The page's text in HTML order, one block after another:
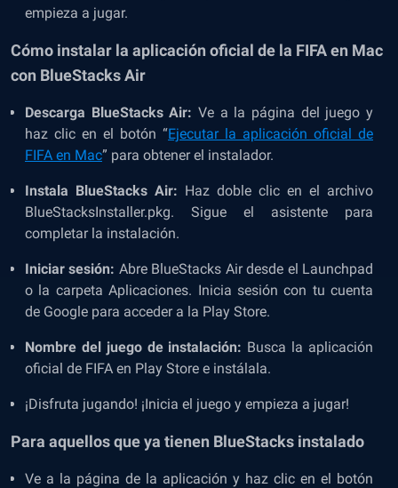
empieza a jugar.
Cómo instalar la aplicación oficial de la FIFA en Mac
con BlueStacks Air
Descarga BlueStacks Air: Ve a la página del juego y
haz clic en el botón “Ejecutar la aplicación oficial de
FIFA en Mac” para obtener el instalador.
Instala BlueStacks Air: Haz doble clic en el archivo
BlueStacksInstaller.pkg. Sigue el asistente para
completar la instalación.
Iniciar sesión: Abre BlueStacks Air desde el Launchpad
o la carpeta Aplicaciones. Inicia sesión con tu cuenta
de Google para acceder a la Play Store.
Nombre del juego de instalación: Busca la aplicación
oficial de FIFA en Play Store e instálala.
¡Disfruta jugando! ¡Inicia el juego y empieza a jugar!
Para aquellos que ya tienen BlueStacks instalado
Ve a la página de la aplicación y haz clic en el botón